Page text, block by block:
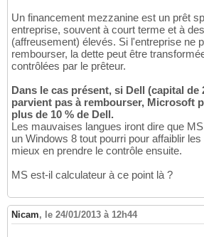
Un financement mezzanine est un prêt
entreprise, souvent à court terme et à
(affreusement) élevés. Si l'entreprise ne
rembourser, la dette peut être
contrôlées par le prêteur.
Dans le cas présent, si Dell (capital de
parvient pas à rembourser, Microsoft
plus de 10 % de Dell.
Les mauvaises langues iront dire que
un Windows 8 tout pourri pour affaiblir
mieux en prendre le contrôle ensuite.
MS est-il calculateur à ce point là ?
Nicam, le 24/01/2013 à 12h44